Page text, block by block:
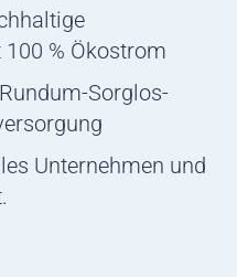
% Ökostrom
Sorglos-
Unternehmen und